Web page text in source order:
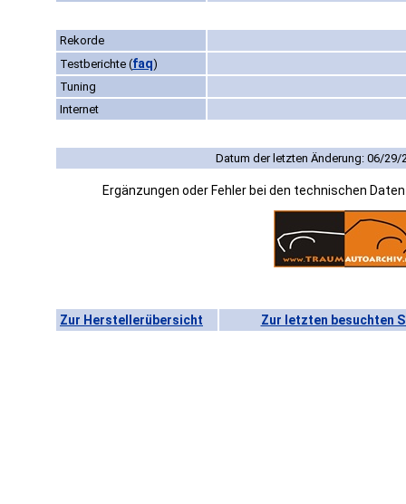
Rekorde
Testberichte (faq)
Tuning
Internet
Datum der letzten Änderung: 06/29/
Ergänzungen oder Fehler bei den technischen
Zur Herstellerübersicht Zur letzten besuchten